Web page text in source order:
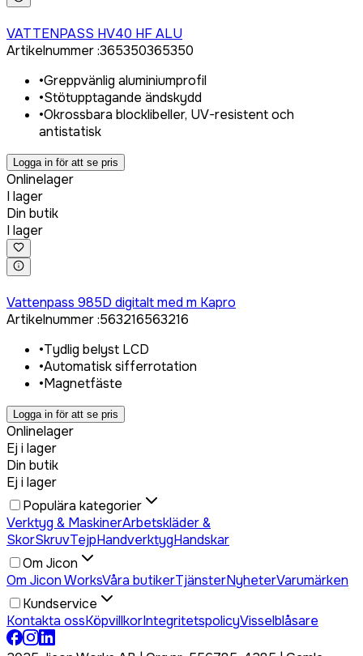
VATTENPASS HV40 HF ALU
Artikelnummer:365350365350
•Greppvänlig aluminiumprofil
•Stötupptagande ändskydd
•Okrossbara blocklibeller, UV-resistent och
antistatisk
Logga in för att se pris
Onlinelager
I lager
Din butik
I lager
Vattenpass 985D digitalt med m Kapro
Artikelnummer:563216563216
•Tydlig belyst LCD
•Automatisk sifferrotation
•Magnetfäste
Logga in för att se pris
Onlinelager
Ej i lager
Din butik
Ej i lager
Populära kategorier
Verktyg & MaskinerArbetskläder &
SkorSkruvTejpHandverktygHandskar
Om Jicon
Om Jicon WorksVåra butikerTjänsterNyheterVarumärken
Kundservice
Kontakta ossKöpvillkorIntegritetspolicyVisselblåsare